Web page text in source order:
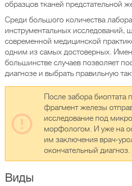
образцов тканей предстательной
Среди большого количества
инструментальных исследований,
современной медицинской
одним из самых достоверных.
большинстве случаев позволяет
диагнозе и выбрать правильную
После забора биоптата
фрагмент железы
исследование под
морфологом. И уже на
им заключения врач-
окончательный диагноз.
Виды